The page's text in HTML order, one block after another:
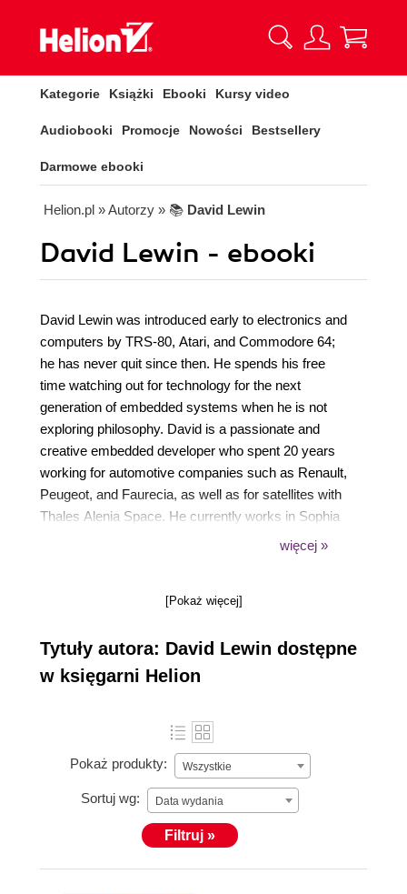
Kategorie Książki Ebooki Kursy video
Audiobooki Promocje Nowości Bestsellery
Darmowe ebooki
Helion.pl » Autorzy » 📚 David Lewin
David Lewin - ebooki
David Lewin was introduced early to electronics and
computers by TRS-80, Atari, and Commodore 64;
he has never quit since then. He spends his free
time watching out for technology for the next
generation of embedded systems when he is not
exploring philosophy. David is a passionate and
creative embedded developer who spent 20 years
working for automotive companies such as Renault,
Peugeot, and Faurecia, as well as for satellites with
Thales Alenia Space. He currently works in Sophia
Antipolis, the French Riviera Silicon Valley, designing
więcej »
[Pokaż więcej]
Tytuły autora: David Lewin dostępne
w księgarni Helion
Pokaż produkty: Wszystkie
Sortuj wg: Data wydania
Filtruj »